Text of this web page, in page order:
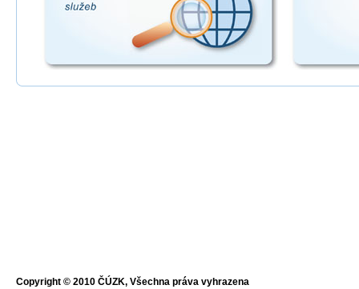
Copyright © 2010 ČÚZK, Všechna práva vyhrazena